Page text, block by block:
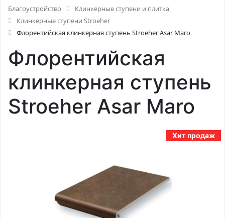
Благоустройство
Клинкерные ступени и плитка
Клинкерные ступени Stroeher
Флорентийская клинкерная ступень Stroeher Asar Maro
Флорентийская
клинкерная ступень
Stroeher Asar Maro
Хит продаж